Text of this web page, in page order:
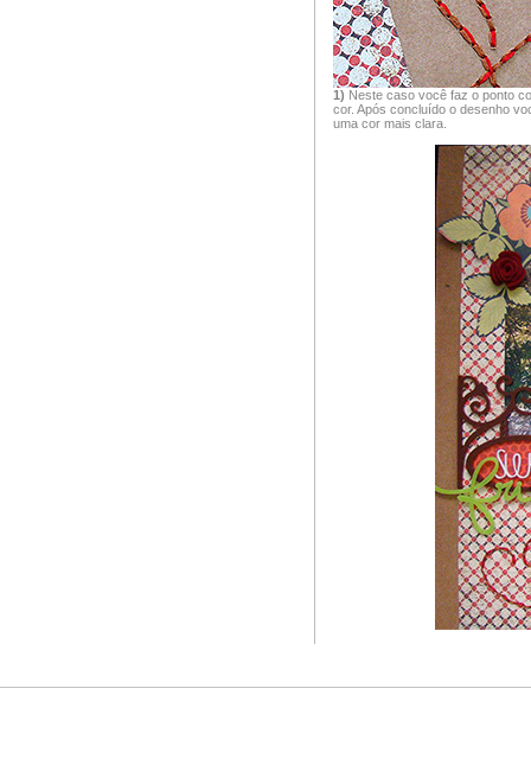
1) Neste caso você faz o ponto
cor. Após concluído o desenho
uma cor mais clara.